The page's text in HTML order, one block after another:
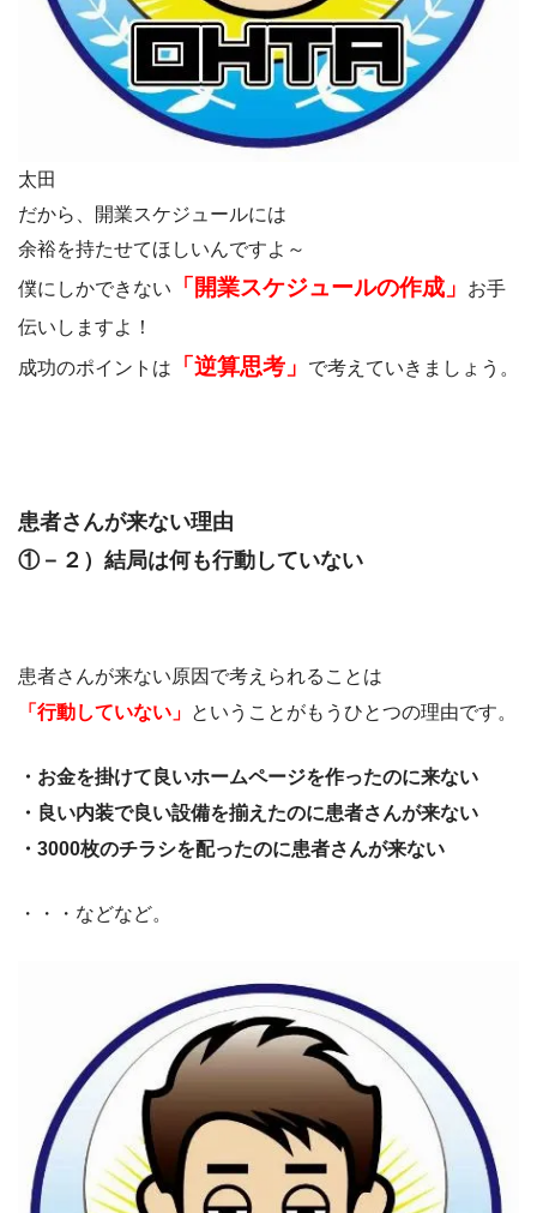
太田
だから、開業スケジュールには
余裕を持たせてほしいんですよ～
僕にしかできない
「開業スケジュールの作成」
お手
伝いしますよ！
成功のポイントは
「逆算思考」 で考えていきましょう。
患者さんが来ない理由
①－２）結局は何も行動していない
患者さんが来ない原因で考えられることは
「行動していない」 ということがもうひとつの理由です。
・お金を掛けて良いホームページを作ったのに来ない
・良い内装で良い設備を揃えたのに患者さんが来ない
・3000枚のチラシを配ったのに患者さんが来ない
・・・などなど。